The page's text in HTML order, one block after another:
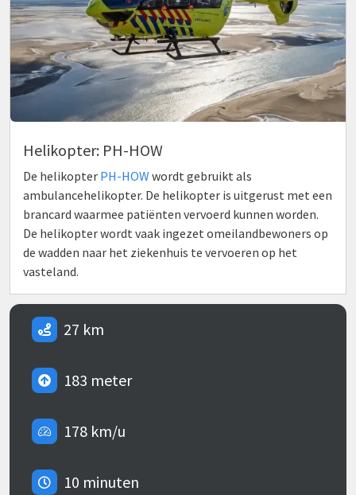
Helikopter: PH-HOW
De helikopter PH-HOW wordt gebruikt als
ambulancehelikopter. De helikopter is uitgerust met een
brancard waarmee patiënten vervoerd kunnen worden.
De helikopter wordt vaak ingezet omeilandbewoners op
de wadden naar het ziekenhuis te vervoeren op het
vasteland.
27 km
183 meter
178 km/u
10 minuten